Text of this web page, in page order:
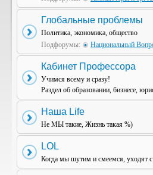
Глобальные проблемы
Политика, экономика, общество
Подфорумы:
Национальный
Кабинет Профессора
Учимся всему и сразу!
Раздел об образовании, бизнесе,
Наша Life
Не МЫ такие, Жизнь такая %)
LOL
Когда мы шутим и смеемся, уходят с